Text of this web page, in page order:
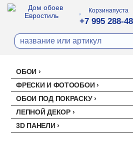
Корзинапуста
+7 995 288-
ОБОИ
Все обои
Палитра
Палитра
Erismann
Erismann
Артекс
ФРЕСКИ И ФОТООБОИ
ОБОИ ПОД ПОКРАСКУ
Стеклохолст малярный
Ремонтный флизелин
ЛЕПНОЙ ДЕКОР
Перфект
3D ПАНЕЛИ